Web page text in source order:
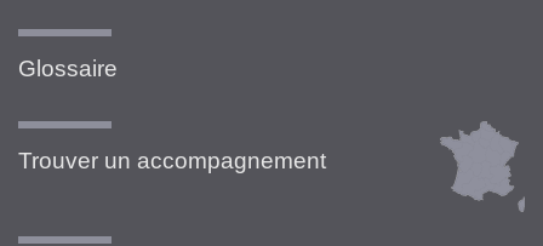
Glossaire
Trouver un accompagnement